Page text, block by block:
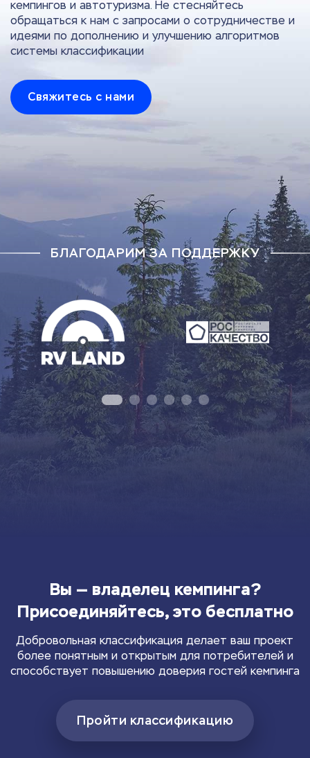
кемпингов и автотуризма. Не стесняйтесь
обращаться к нам с запросами о сотрудничестве и
идеями по дополнению и улучшению алгоритмов
системы классификации
Свяжитесь с нами
БЛАГОДАРИМ ЗА ПОДДЕРЖКУ
Вы — владелец кемпинга?
Присоединяйтесь, это бесплатно
Добровольная классификация делает ваш проект
более понятным и открытым для потребителей и
способствует повышению доверия гостей кемпинга
Пройти классификацию